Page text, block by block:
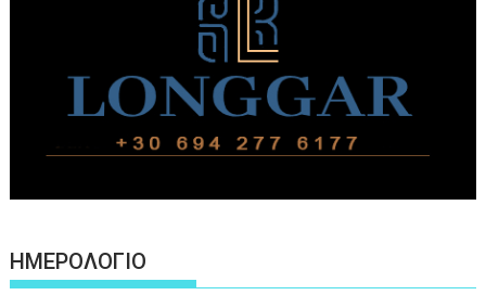
ΗΜΕΡΟΛΟΓΙΟ